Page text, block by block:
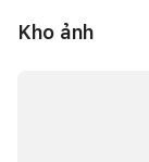
Kho ảnh